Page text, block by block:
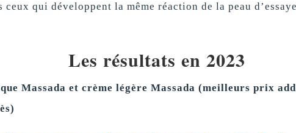
ceux qui développent la même réaction de la peau
Les résultats en 2023
Massada et crème légère Massada (meilleurs prix